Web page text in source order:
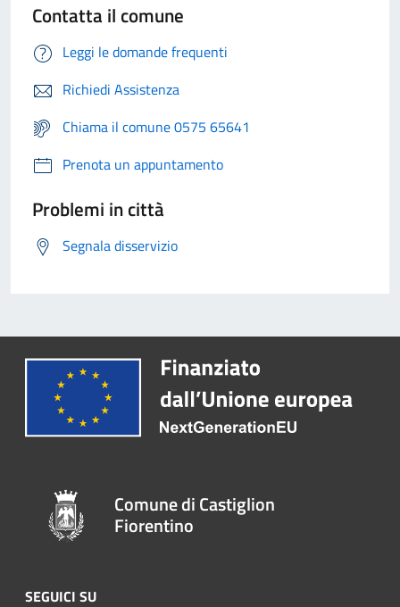
Contatta il comune
Leggi le domande frequenti
Richiedi Assistenza
Chiama il comune 0575 65641
Prenota un appuntamento
Problemi in città
Segnala disservizio
Comune di Castiglion
Fiorentino
SEGUICI SU